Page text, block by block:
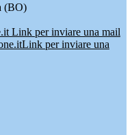
(BO)
Link per inviare una mail
Link per inviare una